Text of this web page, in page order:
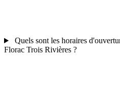
Quels sont les horaires
Florac Trois Rivières ?